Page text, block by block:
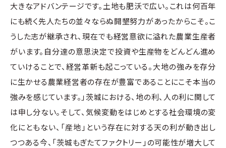
大きなアドバンテージです。土地も肥沃で広い。これは何百年
にも続く先人たちの並々ならぬ開墾努力があったからこそ。こ
うした志が継承され、現在でも経営意欲に溢れた農業生産者
がいます。自分達の意思決定で投資や生産物をどんどん進め
ていけることで、経営革新も起こっている。大地の強みを存分
に生かせる農業経営者の存在が豊富であることにこそ本当の
強みを感じています。」茨城における、地の利、人の利に関して
は申し分ない。そして、気候変動をはじめとする社会環境の変
化にともない、「産地」という存在に対する天の利が動き出し
つつある今、「茨城もぎたてファクトリー」の可能性が増大して